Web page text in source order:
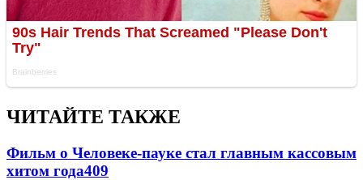
ЧИТАЙТЕ ТАКЖЕ
Фильм о Человеке-пауке стал главным кассовым
хитом года409